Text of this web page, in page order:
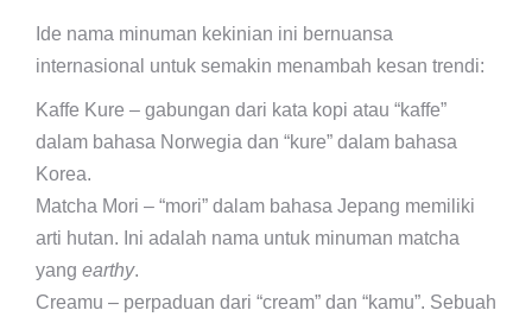
Ide nama minuman kekinian ini bernuansa
internasional untuk semakin menambah kesan trendi:
Kaffe Kure – gabungan dari kata kopi atau “kaffe”
dalam bahasa Norwegia dan “kure” dalam bahasa
Korea.
Matcha Mori – “mori” dalam bahasa Jepang memiliki
arti hutan. Ini adalah nama untuk minuman matcha
yang earthy.
Creamu – perpaduan dari “cream” dan “kamu”. Sebuah